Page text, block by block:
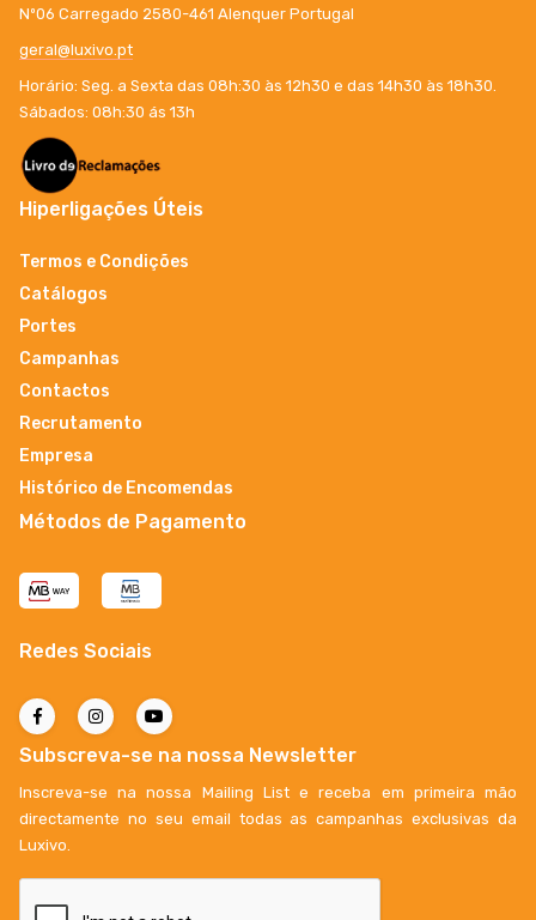
Nº06 Carregado 2580-461 Alenquer Portugal
geral@luxivo.pt
Horário: Seg. a Sexta das 08h:30 às 12h30 e das 14h30 às 18h30.
Sábados: 08h:30 ás 13h
Hiperligações Úteis
Termos e Condições
Catálogos
Portes
Campanhas
Contactos
Recrutamento
Empresa
Histórico de Encomendas
Métodos de Pagamento
Redes Sociais
Subscreva-se na nossa Newsletter
Inscreva-se na nossa Mailing List e receba em primeira mão
directamente no seu email todas as campanhas exclusivas da
Luxivo.